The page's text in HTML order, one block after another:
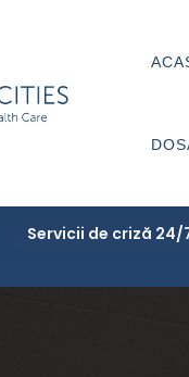
Servicii de criză 24/